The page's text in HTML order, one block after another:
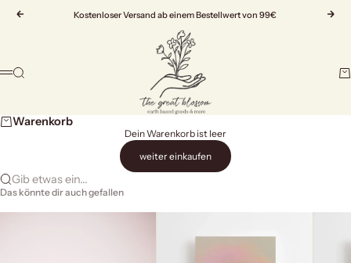
Zurück
Kostenloser Versand ab einem Bestellwert von 99€
Vor
The Great Blossom
Menü
Suche
Warenkorb
Dein Warenkorb ist leer
weiter einkaufen
Gib etwas ein...
Das könnte dir auch gefallen